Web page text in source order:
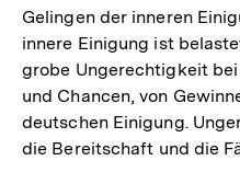
Gelingen der inneren
innere Einigung ist
grobe Ungerechtigkeit
und Chancen, von
deutschen Einigung.
die Bereitschaft und die